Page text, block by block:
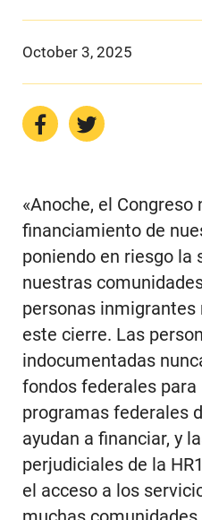
October 3, 2025
«Anoche, el Congreso
financiamiento de
poniendo en riesgo la
nuestras
personas inmigrantes
este cierre. Las
indocumentadas
fondos federales
programas federales
ayudan a financiar, y
perjudiciales de la
el acceso a los